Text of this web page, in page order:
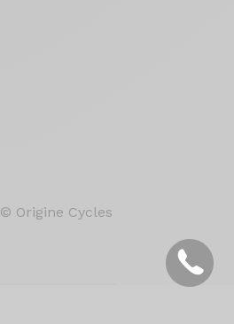
© Origine Cycles